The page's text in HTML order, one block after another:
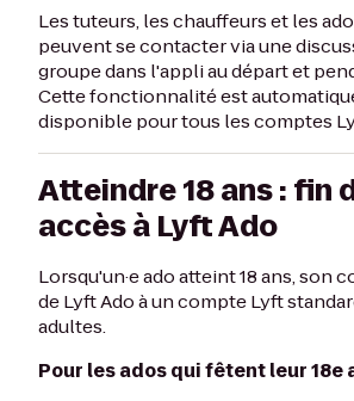
Les tuteurs, les chauffeurs et les
peuvent se contacter via une
groupe dans l'appli au départ et
Cette fonctionnalité est
disponible pour tous les comptes
Atteindre 18 ans : fin
accès à Lyft Ado
Lorsqu'un·e ado atteint 18 ans, son
de Lyft Ado à un compte Lyft
adultes.
Pour les ados qui fêtent leur 18e